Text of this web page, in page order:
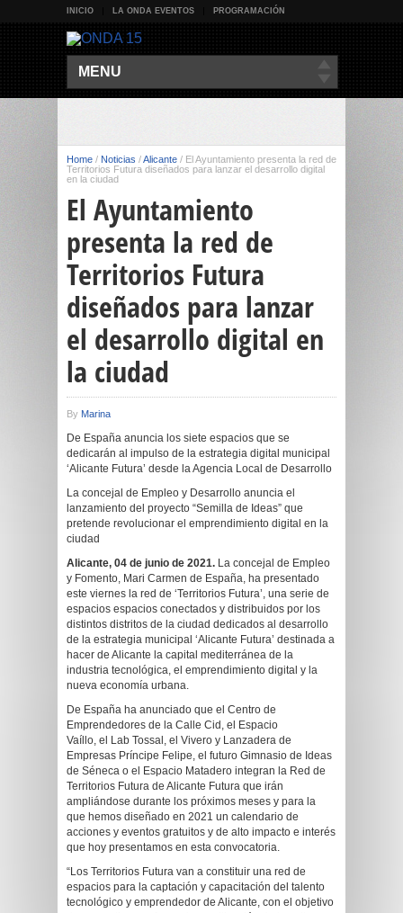
INICIO LA ONDA EVENTOS PROGRAMACIÓN
MENU
Home / Noticias /Alicante / El Ayuntamiento presenta la red de
Territorios Futura diseñados para lanzar el desarrollo digital
en la ciudad
El Ayuntamiento
presenta la red de
Territorios Futura
diseñados para lanzar
el desarrollo digital en
la ciudad
By Marina
De España anuncia los siete espacios que se
dedicarán al impulso de la estrategia digital municipal
‘Alicante Futura’ desde la Agencia Local de Desarrollo
La concejal de Empleo y Desarrollo anuncia el
lanzamiento del proyecto “Semilla de Ideas” que
pretende revolucionar el emprendimiento digital en la
ciudad
Alicante, 04 de junio de 2021. La concejal de Empleo
y Fomento, Mari Carmen de España, ha presentado
este viernes la red de ‘Territorios Futura’, una serie de
espacios espacios conectados y distribuidos por los
distintos distritos de la ciudad dedicados al desarrollo
de la estrategia municipal ‘Alicante Futura’ destinada a
hacer de Alicante la capital mediterránea de la
industria tecnológica, el emprendimiento digital y la
nueva economía urbana.
De España ha anunciado que el Centro de
Emprendedores de la Calle Cid, el Espacio
Vaíllo, el Lab Tossal, el Vivero y Lanzadera de
Empresas Príncipe Felipe, el futuro Gimnasio de Ideas
de Séneca o el Espacio Matadero integran la Red de
Territorios Futura de Alicante Futura que irán
ampliándose durante los próximos meses y para la
que hemos diseñado en 2021 un calendario de
acciones y eventos gratuitos y de alto impacto e interés
que hoy presentamos en esta convocatoria.
“Los Territorios Futura van a constituir una red de
espacios para la captación y capacitación del talento
tecnológico y emprendedor de Alicante, con el objetivo